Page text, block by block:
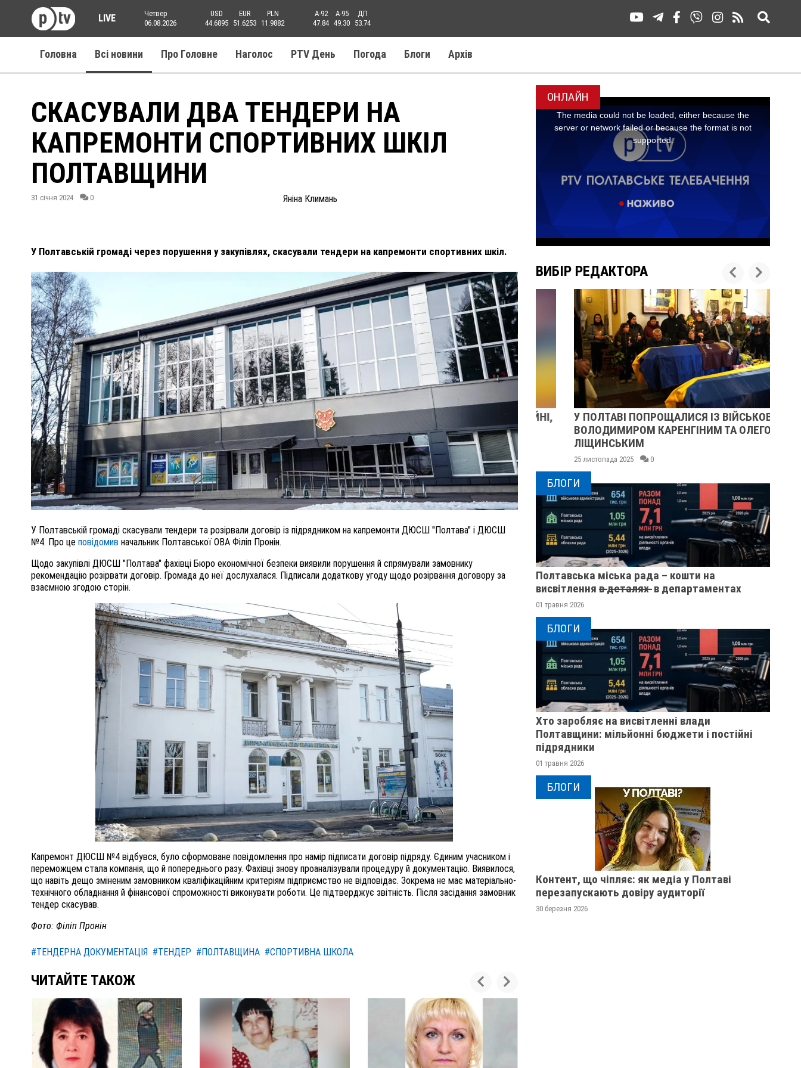
LIVE
Четвер
06.08.2026
USD
44.6895
EUR
51.6253
PLN
11.9882
A-92
47.84
A-95
49.30
ДП
53.74
Головна Всі новини Про Головне Наголос PTV День Погода Блоги Aрхів
СКАСУВАЛИ ДВА ТЕНДЕРИ НА
КАПРЕМОНТИ СПОРТИВНИХ ШКІЛ
ПОЛТАВЩИНИ
31 січня 2024 0 Яніна Климань
У Полтавській громаді через порушення у закупівлях, скасували тендери на капремонти спортивних шкіл.
У Полтавській громаді скасували тендери та розірвали договір із підрядником на капремонти ДЮСШ "Полтава" і ДЮСШ
№4. Про це повідомив начальник Полтавської ОВА Філіп Пронін.
Щодо закупівлі ДЮСШ "Полтава" фахівці Бюро економічної безпеки виявили порушення й спрямували замовнику
рекомендацію розірвати договір. Громада до неї дослухалася. Підписали додаткову угоду щодо розірвання договору за
взаємною згодою сторін.
Капремонт ДЮСШ №4 відбувся, було сформоване повідомлення про намір підписати договір підряду. Єдиним учасником і
переможцем стала компанія, що й попереднього разу. Фахівці знову проаналізували процедуру й документацію. Виявилося,
що навіть дещо зміненим замовником кваліфікаційним критеріям підприємство не відповідає. Зокрема не має матеріально-
технічного обладнання й фінансової спроможності виконувати роботи. Це підтверджує звітність. Після засідання замовник
тендер скасував.
Фото: Філіп Пронін
#ТЕНДЕРНА ДОКУМЕНТАЦІЯ #ТЕНДЕР #ПОЛТАВЩИНА #СПОРТИВНА ШКОЛА
ЧИТАЙТЕ ТАКОЖ
ОНЛАЙН
ВИБІР РЕДАКТОРА
ПОЛІЦІЯ ПОЛТАВЩИНИ РОЗШУКУЄ 62-РІЧНУ
ЛЮДМИЛУ ТИМЧЕНКО
26 листопада 2025
ВНАСЛІДОК ПОРАНЕНЬ, ОТРИМАНИХ НА ВІЙНІ,
ПОМЕР ВОЇН ЮРІЙ ВОЙТИК
25 листопада 2025 0
У ПОЛТАВІ ПОПРОЩАЛИСЯ ІЗ ВІЙСЬКОВИМИ
ВОЛОДИМИРОМ КАРЕНГІНИМ ТА ОЛЕГОМ
ЛІЩИНСЬКИМ
25 листопада 2025 0
БЛОГИ
Полтавська міська рада – кошти на
висвітлення в̶ ̶д̶е̶т̶а̶л̶я̶х̶ ̶ в департаментах
01 травня 2026
БЛОГИ
Хто заробляє на висвітленні влади
Полтавщини: мільйонні бюджети і постійні
підрядники
01 травня 2026
БЛОГИ
Контент, що чіпляє: як медіа у Полтаві
перезапускають довіру аудиторії
30 березня 2026